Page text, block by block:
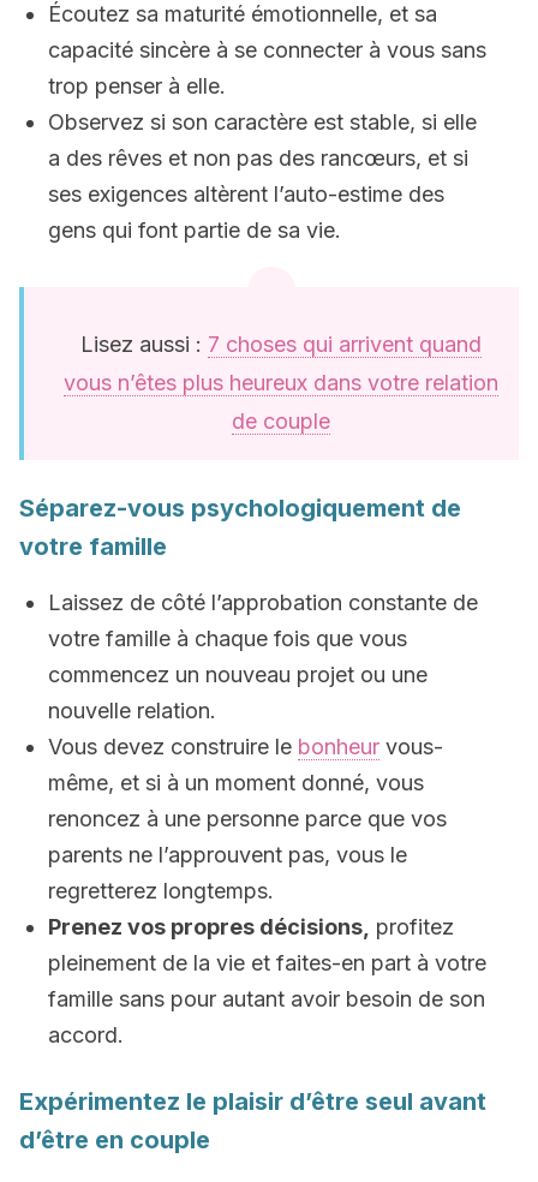
Écoutez sa maturité émotionnelle, et sa
capacité sincère à se connecter à vous sans
trop penser à elle.
Observez si son caractère est stable, si elle
a des rêves et non pas des rancœurs, et si
ses exigences altèrent l’auto-estime des
gens qui font partie de sa vie.
Lisez aussi : 7 choses qui arrivent quand
vous n’êtes plus heureux dans votre relation
de couple
Séparez-vous psychologiquement de
votre famille
Laissez de côté l’approbation constante de
votre famille à chaque fois que vous
commencez un nouveau projet ou une
nouvelle relation.
Vous devez construire le bonheur vous-
même, et si à un moment donné, vous
renoncez à une personne parce que vos
parents ne l’approuvent pas, vous le
regretterez longtemps.
Prenez vos propres décisions, profitez
pleinement de la vie et faites-en part à votre
famille sans pour autant avoir besoin de son
accord.
Expérimentez le plaisir d’être seul avant
d’être en couple